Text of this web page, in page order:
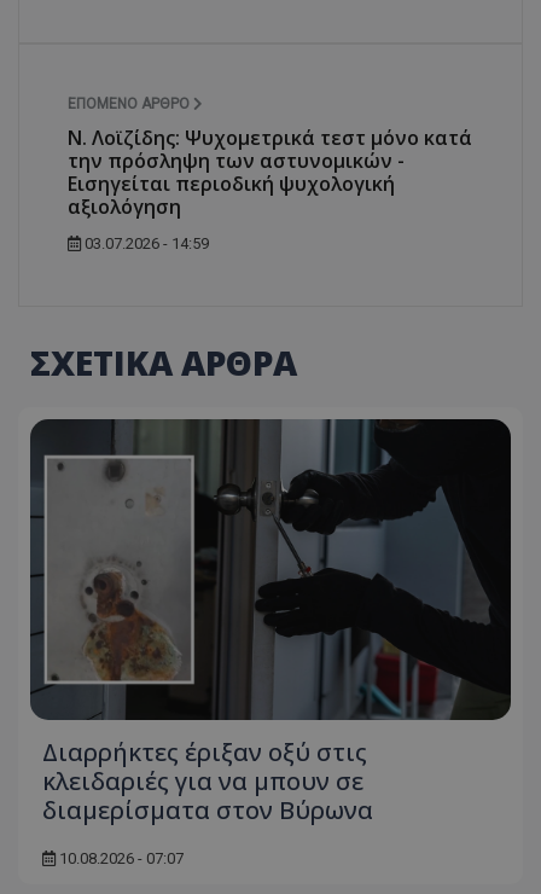
ΕΠΌΜΕΝΟ ΆΡΘΡΟ
Ν. Λοϊζίδης: Ψυχομετρικά τεστ μόνο κατά
την πρόσληψη των αστυνομικών -
Εισηγείται περιοδική ψυχολογική
αξιολόγηση
03.07.2026 - 14:59
ΣΧΕΤΙΚΑ ΑΡΘΡΑ
Διαρρήκτες έριξαν οξύ στις
κλειδαριές για να μπουν σε
διαμερίσματα στον Βύρωνα
10.08.2026 - 07:07